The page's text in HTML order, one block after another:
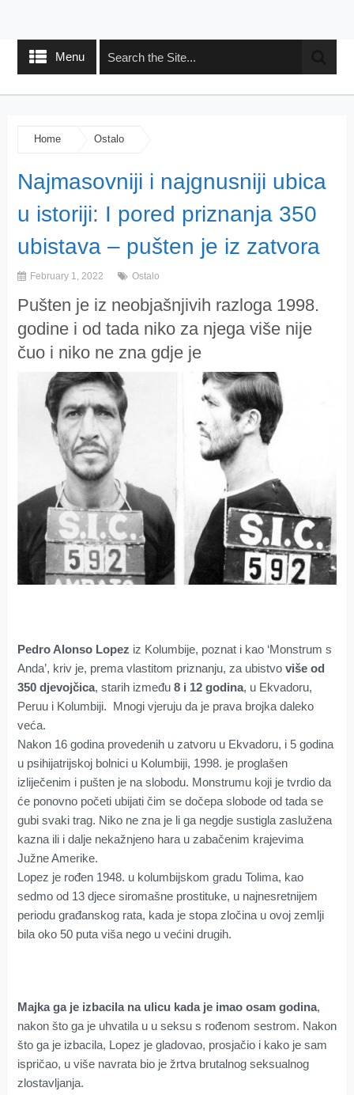
Menu
Home Ostalo
Najmasovniji i najgnusniji ubica
u istoriji: I pored priznanja 350
ubistava – pušten je iz zatvora
February 1, 2022 Ostalo
Pušten je iz neobjašnjivih razloga 1998.
godine i od tada niko za njega više nije
čuo i niko ne zna gdje je
Pedro Alonso Lopez iz Kolumbije, poznat i kao ‘Monstrum s
Anda’, kriv je, prema vlastitom priznanju, za ubistvo više od
350 djevojčica, starih između 8 i 12 godina, u Ekvadoru,
Peruu i Kolumbiji. Mnogi vjeruju da je prava brojka daleko
veća.
Nakon 16 godina provedenih u zatvoru u Ekvadoru, i 5 godina
u psihijatrijskoj bolnici u Kolumbiji, 1998. je proglašen
izliječenim i pušten je na slobodu. Monstrumu koji je tvrdio da
će ponovno početi ubijati čim se dočepa slobode od tada se
gubi svaki trag. Niko ne zna je li ga negdje sustigla zaslužena
kazna ili i dalje nekažnjeno hara u zabačenim krajevima
Južne Amerike.
Lopez je rođen 1948. u kolumbijskom gradu Tolima, kao
sedmo od 13 djece siromašne prostituke, u najnesretnijem
periodu građanskog rata, kada je stopa zločina u ovoj zemlji
bila oko 50 puta viša nego u većini drugih.
Majka ga je izbacila na ulicu kada je imao osam godina,
nakon što ga je uhvatila u u seksu s rođenom sestrom. Nakon
što ga je izbacila, Lopez je gladovao, prosjačio i kako je sam
ispričao, u više navrata bio je žrtva brutalnog seksualnog
zlostavljanja.